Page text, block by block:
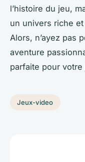
l’histoire du jeu,
un univers riche
Alors, n’ayez pas
aventure
parfaite pour votre
Jeux-video